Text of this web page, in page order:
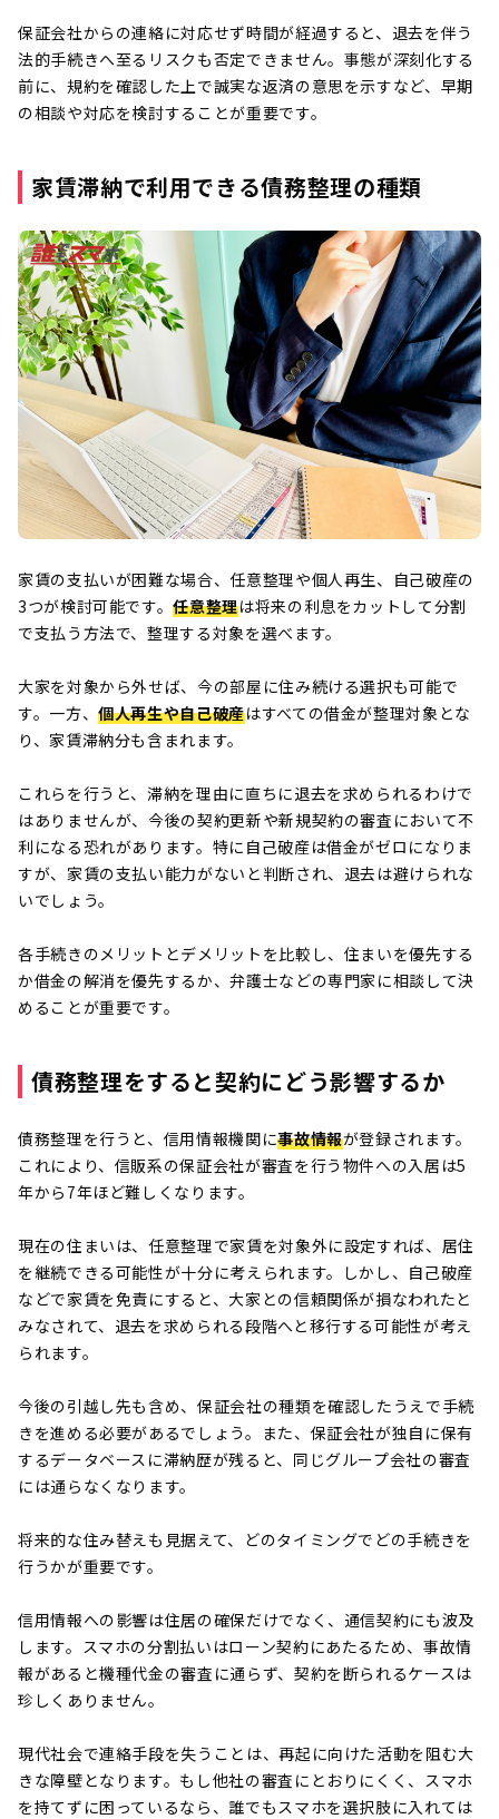
保証会社からの連絡に対応せず時間が経過すると、退去を伴う
法的手続きへ至るリスクも否定できません。事態が深刻化する
前に、規約を確認した上で誠実な返済の意思を示すなど、早期
の相談や対応を検討することが重要です。
家賃滞納で利用できる債務整理の種類
家賃の支払いが困難な場合、任意整理や個人再生、自己破産の
3つが検討可能です。任意整理は将来の利息をカットして分割
で支払う方法で、整理する対象を選べます。
大家を対象から外せば、今の部屋に住み続ける選択も可能で
す。一方、個人再生や自己破産はすべての借金が整理対象とな
り、家賃滞納分も含まれます。
これらを行うと、滞納を理由に直ちに退去を求められるわけで
はありませんが、今後の契約更新や新規契約の審査において不
利になる恐れがあります。特に自己破産は借金がゼロになりま
すが、家賃の支払い能力がないと判断され、退去は避けられな
いでしょう。
各手続きのメリットとデメリットを比較し、住まいを優先する
か借金の解消を優先するか、弁護士などの専門家に相談して決
めることが重要です。
債務整理をすると契約にどう影響するか
債務整理を行うと、信用情報機関に事故情報が登録されます。
これにより、信販系の保証会社が審査を行う物件への入居は5
年から7年ほど難しくなります。
現在の住まいは、任意整理で家賃を対象外に設定すれば、居住
を継続できる可能性が十分に考えられます。しかし、自己破産
などで家賃を免責にすると、大家との信頼関係が損なわれたと
みなされて、退去を求められる段階へと移行する可能性が考え
られます。
今後の引越し先も含め、保証会社の種類を確認したうえで手続
きを進める必要があるでしょう。また、保証会社が独自に保有
するデータベースに滞納歴が残ると、同じグループ会社の審査
には通らなくなります。
将来的な住み替えも見据えて、どのタイミングでどの手続きを
行うかが重要です。
信用情報への影響は住居の確保だけでなく、通信契約にも波及
します。スマホの分割払いはローン契約にあたるため、事故情
報があると機種代金の審査に通らず、契約を断られるケースは
珍しくありません。
現代社会で連絡手段を失うことは、再起に向けた活動を阻む大
きな障壁となります。もし他社の審査にとおりにくく、スマホ
を持てずに困っているなら、誰でもスマホを選択肢に入れては